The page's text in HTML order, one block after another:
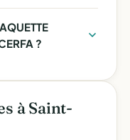
?
à Saint-